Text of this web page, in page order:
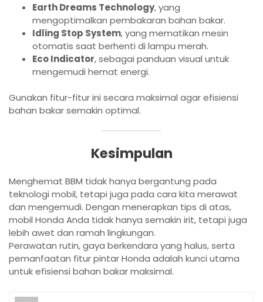
Earth Dreams Technology, yang
mengoptimalkan pembakaran bahan bakar.
Idling Stop System, yang mematikan mesin
otomatis saat berhenti di lampu merah.
Eco Indicator, sebagai panduan visual untuk
mengemudi hemat energi.
Gunakan fitur-fitur ini secara maksimal agar efisiensi
bahan bakar semakin optimal.
Kesimpulan
Menghemat BBM tidak hanya bergantung pada
teknologi mobil, tetapi juga pada cara kita merawat
dan mengemudi. Dengan menerapkan tips di atas,
mobil Honda Anda tidak hanya semakin irit, tetapi juga
lebih awet dan ramah lingkungan.
Perawatan rutin, gaya berkendara yang halus, serta
pemanfaatan fitur pintar Honda adalah kunci utama
untuk efisiensi bahan bakar maksimal.